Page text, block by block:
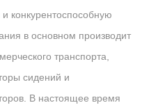
конкурентоспособную
в основном производит
транспорта,
сидений и
В настоящее время